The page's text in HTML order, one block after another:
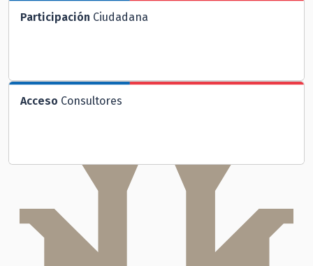
Participación Ciudadana
Acceso Consultores